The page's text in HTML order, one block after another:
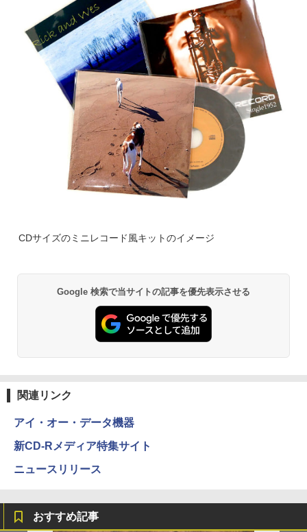
CDサイズのミニレコード風キットのイメージ
Google 検索で当サイトの記事を優先表示させる
関連リンク
アイ・オー・データ機器
新CD-Rメディア特集サイト
ニュースリリース
おすすめ記事